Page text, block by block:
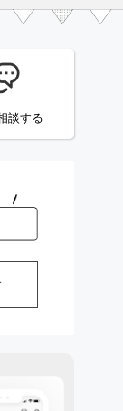
談する